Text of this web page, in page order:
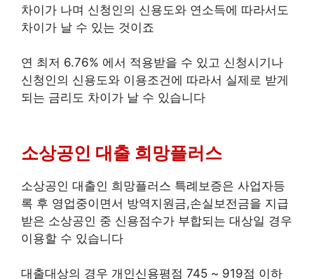
차이가 나며 신청인의 신용도와 연소득에 따라서도
차이가 날 수 있는 것이죠
연 최저 6.76% 에서 적용받을 수 있고 신청시기나
신청인의 신용도와 이용조건에 따라서 실제로 받게
되는 금리도 차이가 날 수 있습니다
소상공인 대출 희망플러스
소상공인 대출인 희망플러스 특례보증은 사업자등
록 후 영업중이면서 방역지원금,손실보전금을 지급
받은 소상공인 중 신용점수가 부합되는 대상일 경우
이용할 수 있습니다
대출대상의 경우 개인신용평점 745 ~ 919점 이하